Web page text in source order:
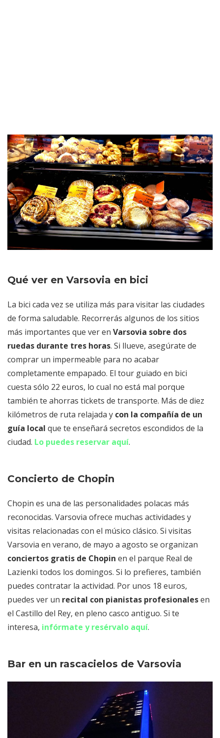
Qué ver en Varsovia en bici
La bici cada vez se utiliza más para visitar las ciudades
de forma saludable. Recorrerás algunos de los sitios
más importantes que ver en Varsovia sobre dos
ruedas durante tres horas. Si llueve, asegúrate de
comprar un impermeable para no acabar
completamente empapado. El tour guiado en bici
cuesta sólo 22 euros, lo cual no está mal porque
también te ahorras tickets de transporte. Más de diez
kilómetros de ruta relajada y con la compañía de un
guía local que te enseñará secretos escondidos de la
ciudad. Lo puedes reservar aquí.
Concierto de Chopin
Chopin es una de las personalidades polacas más
reconocidas. Varsovia ofrece muchas actividades y
visitas relacionadas con el músico clásico. Si visitas
Varsovia en verano, de mayo a agosto se organizan
conciertos gratis de Chopin en el parque Real de
Lazienki todos los domingos. Si lo prefieres, también
puedes contratar la actividad. Por unos 18 euros,
puedes ver un recital con pianistas profesionalesen
el Castillo del Rey, en pleno casco antiguo. Si te
interesa, infórmate y resérvalo aquí.
Bar en un rascacielos de Varsovia